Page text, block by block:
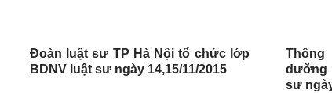
Đoàn luật sư TP Hà Nội tổ chức lớp
BDNV luật sư ngày 14,15/11/2015
dưỡng
sư